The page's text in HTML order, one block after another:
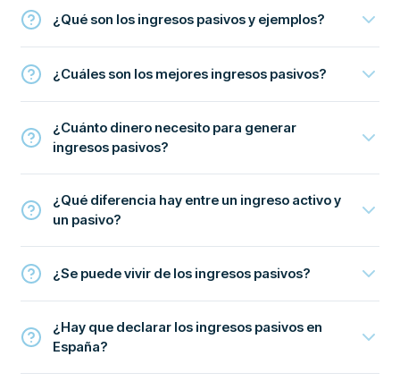
¿Qué son los ingresos pasivos y ejemplos?
¿Cuáles son los mejores ingresos pasivos?
¿Cuánto dinero necesito para generar
ingresos pasivos?
¿Qué diferencia hay entre un ingreso activo y
un pasivo?
¿Se puede vivir de los ingresos pasivos?
¿Hay que declarar los ingresos pasivos en
España?